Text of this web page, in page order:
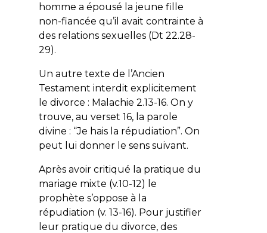
homme a épousé la jeune fille
non-fiancée qu’il avait contrainte à
des relations sexuelles (Dt 22.28-
29).
Un autre texte de l’Ancien
Testament interdit explicitement
le divorce : Malachie 2.13-16. On y
trouve, au verset 16, la parole
divine : “Je hais la répudiation”. On
peut lui donner le sens suivant.
Après avoir critiqué la pratique du
mariage mixte (v.10-12) le
prophète s’oppose à la
répudiation (v. 13-16). Pour justifier
leur pratique du divorce, des